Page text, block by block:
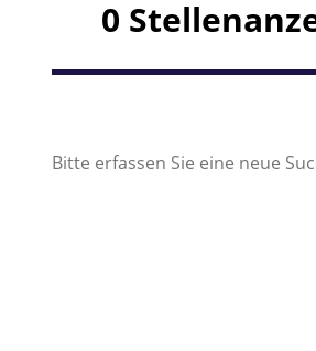
0
Bitte erfassen Sie eine neue